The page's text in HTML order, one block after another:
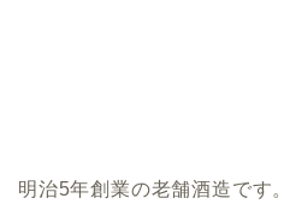
明治5年創業の老舗酒造です。